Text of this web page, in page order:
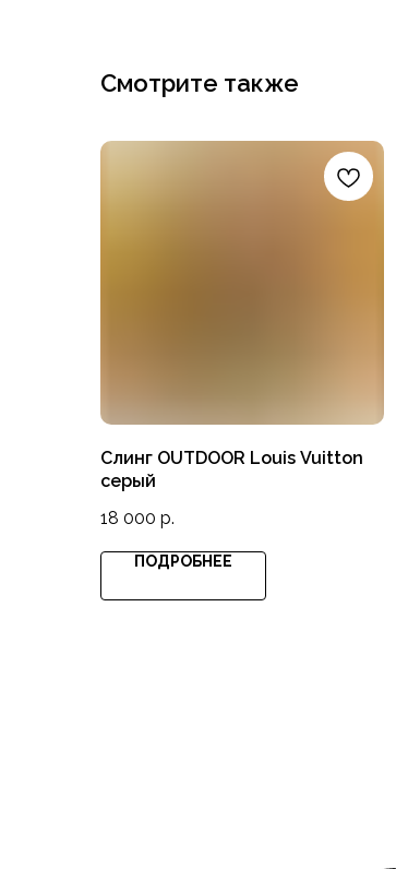
Смотрите также
Слинг OUTDOOR Louis Vuitton
серый
18 000 р.
ПОДРОБНЕЕ